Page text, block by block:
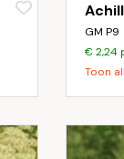
GM P9
€ 2,24
Toon